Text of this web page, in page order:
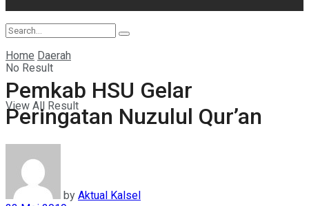
No Result
View All Result
Home Daerah
Pemkab HSU Gelar
Peringatan Nuzulul Qur’an
by Aktual Kalsel